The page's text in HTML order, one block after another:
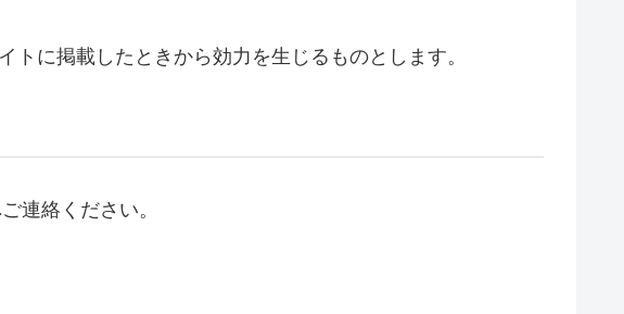
に掲載したときから効力を生じるものとします。
連絡ください。